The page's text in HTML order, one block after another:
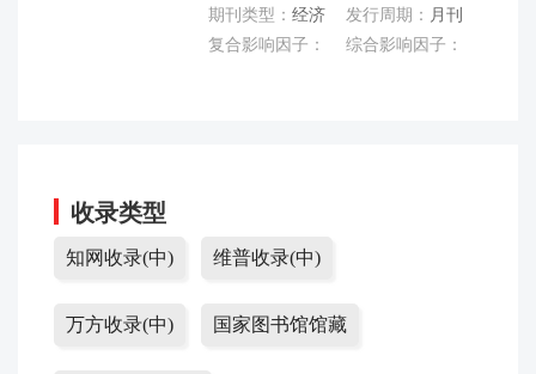
期刊类型：经济 发行周期： 月刊
复合影响因子：
综合影响因子：
收录类型
知网收录(中) 维普收录(中)
万方收录(中) 国家图书馆馆藏